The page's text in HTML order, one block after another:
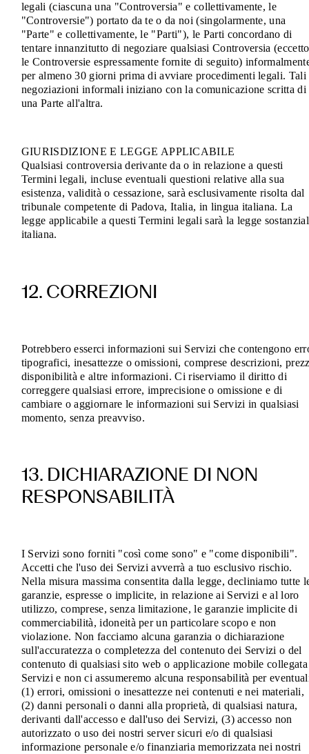
legali (ciascuna una "Controversia" e collettivamente, le
"Controversie") portato da te o da noi (singolarmente, una
"Parte" e collettivamente, le "Parti"), le Parti concordano di
tentare innanzitutto di negoziare qualsiasi Controversia (eccetto
le Controversie espressamente fornite di seguito)
per almeno 30 giorni prima di avviare procedimenti legali. Tali
negoziazioni informali iniziano con la comunicazione scritta di
una Parte all'altra.
GIURISDIZIONE E LEGGE APPLICABILE
Qualsiasi controversia derivante da o in relazione a questi
Termini legali, incluse eventuali questioni relative alla sua
esistenza, validità o cessazione, sarà esclusivamente risolta dal
tribunale competente di Padova, Italia, in lingua italiana. La
legge applicabile a questi Termini legali sarà la legge
italiana.
12. CORREZIONI
Potrebbero esserci informazioni sui Servizi che contengono
tipografici, inesattezze o omissioni, comprese descrizioni,
disponibilità e altre informazioni. Ci riserviamo il diritto di
correggere qualsiasi errore, imprecisione o omissione e di
cambiare o aggiornare le informazioni sui Servizi in qualsiasi
momento, senza preavviso.
13. DICHIARAZIONE DI NON
RESPONSABILITÀ
I Servizi sono forniti "così come sono" e "come disponibili".
Accetti che l'uso dei Servizi avverrà a tuo esclusivo rischio.
Nella misura massima consentita dalla legge, decliniamo tutte
garanzie, espresse o implicite, in relazione ai Servizi e al loro
utilizzo, comprese, senza limitazione, le garanzie implicite di
commerciabilità, idoneità per un particolare scopo e non
violazione. Non facciamo alcuna garanzia o dichiarazione
sull'accuratezza o completezza del contenuto dei Servizi o del
contenuto di qualsiasi sito web o applicazione mobile
Servizi e non ci assumeremo alcuna responsabilità per
(1) errori, omissioni o inesattezze nei contenuti e nei materiali,
(2) danni personali o danni alla proprietà, di qualsiasi natura,
derivanti dall'accesso e dall'uso dei Servizi, (3) accesso non
autorizzato o uso dei nostri server sicuri e/o di qualsiasi
informazione personale e/o finanziaria memorizzata nei nostri